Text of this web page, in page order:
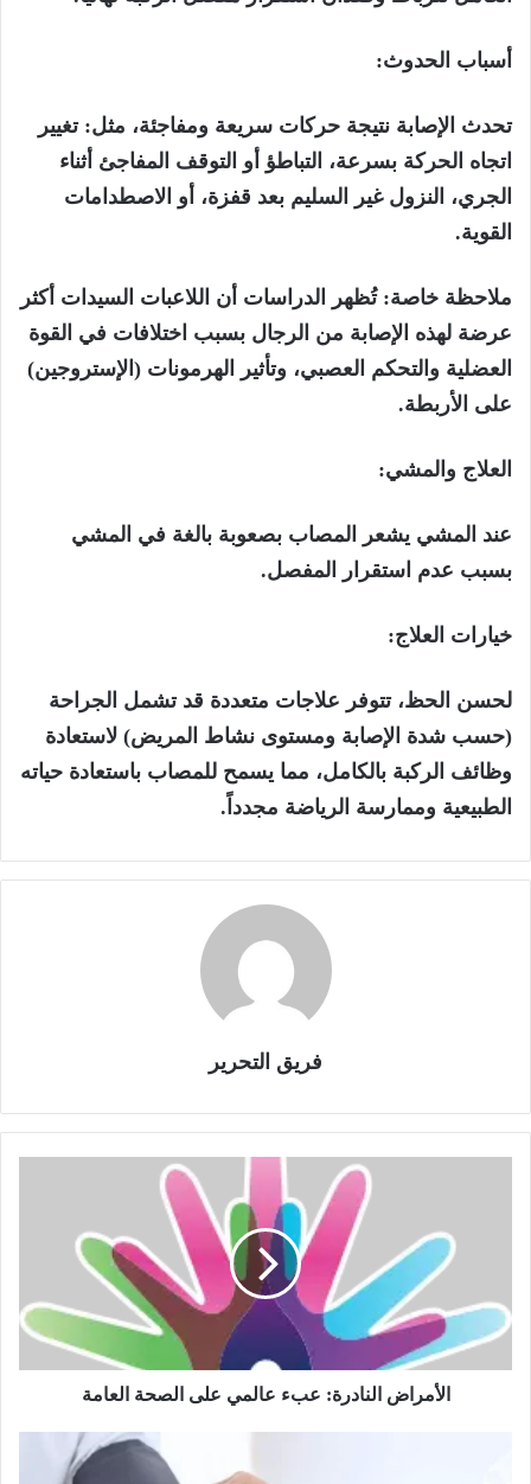
أسباب الحدوث:
تحدث الإصابة نتيجة حركات سريعة ومفاجئة، مثل: تغيير
اتجاه الحركة بسرعة، التباطؤ أو التوقف المفاجئ أثناء
الجري، النزول غير السليم بعد قفزة، أو الاصطدامات
القوية.
ملاحظة خاصة: تُظهر الدراسات أن اللاعبات السيدات أكثر
عرضة لهذه الإصابة من الرجال بسبب اختلافات في القوة
العضلية والتحكم العصبي، وتأثير الهرمونات (الإستروجين)
على الأربطة.
العلاج والمشي:
عند المشي يشعر المصاب بصعوبة بالغة في المشي
بسبب عدم استقرار المفصل.
خيارات العلاج:
لحسن الحظ، تتوفر علاجات متعددة قد تشمل الجراحة
(حسب شدة الإصابة ومستوى نشاط المريض) لاستعادة
وظائف الركبة بالكامل، مما يسمح للمصاب باستعادة حياته
الطبيعية وممارسة الرياضة مجدداً.
فريق التحرير
ض
ل
الأمراض النادرة: عبء عالمي على الصحة العامة